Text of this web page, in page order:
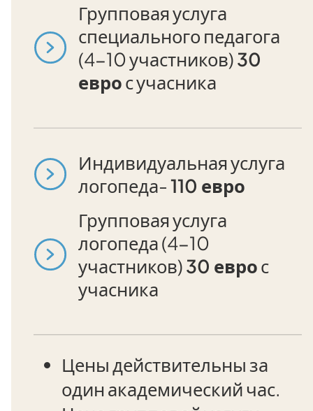
Групповая услуга
специального педагога
(4-10 участников)30
еврос учасника
Индивидуальная услуга
логопеда-110 евро
Групповая услуга
логопеда (4-10
участников)30 еврос
учасника
Цены действительны за
один академический час.